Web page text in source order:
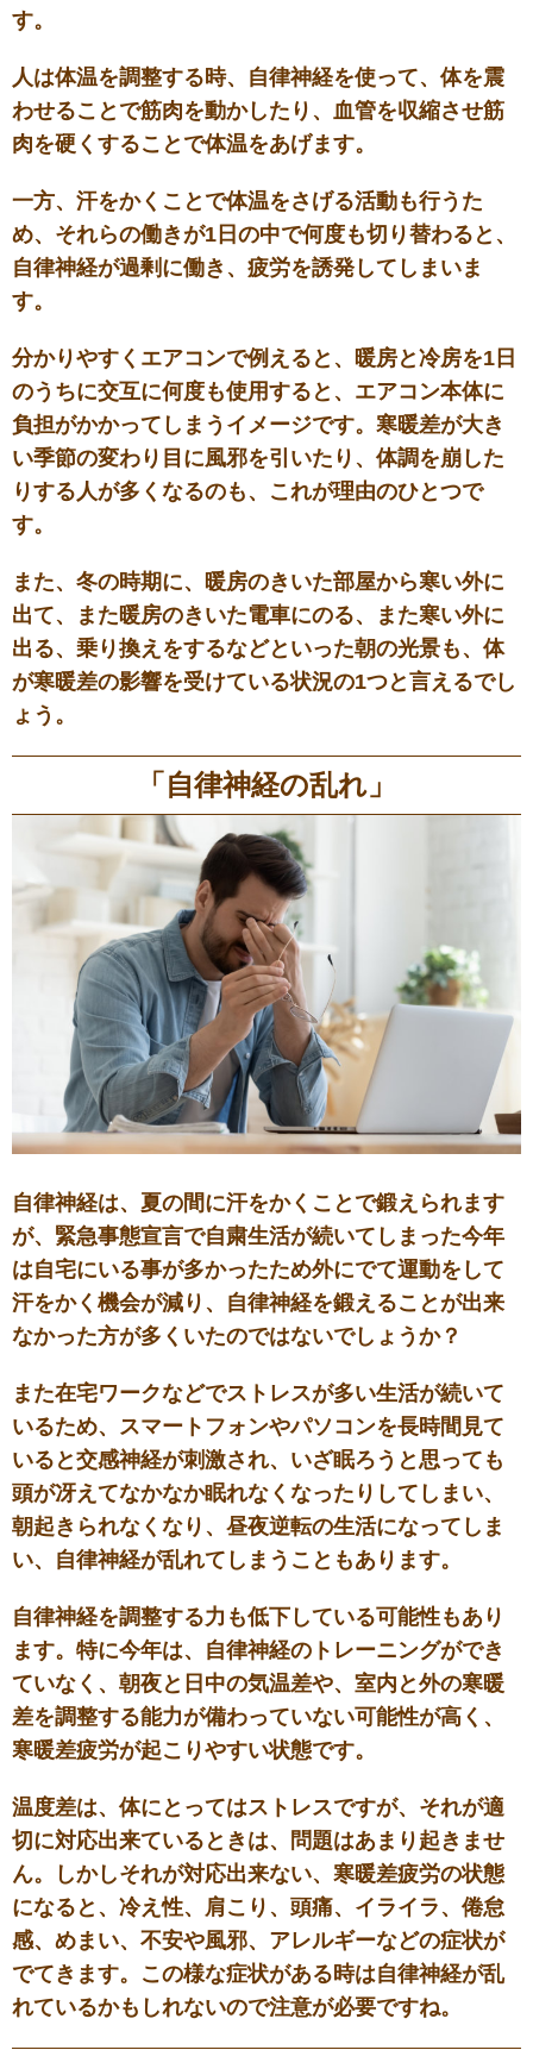
す。
人は体温を調整する時、自律神経を使って、体を震
わせることで筋肉を動かしたり、血管を収縮させ筋
肉を硬くすることで体温をあげます。
一方、汗をかくことで体温をさげる活動も行うた
め、それらの働きが1日の中で何度も切り替わると、
自律神経が過剰に働き、疲労を誘発してしまいま
す。
分かりやすくエアコンで例えると、暖房と冷房を1日
のうちに交互に何度も使用すると、エアコン本体に
負担がかかってしまうイメージです。寒暖差が大き
い季節の変わり目に風邪を引いたり、体調を崩した
りする人が多くなるのも、これが理由のひとつで
す。
また、冬の時期に、暖房のきいた部屋から寒い外に
出て、また暖房のきいた電車にのる、また寒い外に
出る、乗り換えをするなどといった朝の光景も、体
が寒暖差の影響を受けている状況の1つと言えるでし
ょう。
「自律神経の乱れ」
自律神経は、夏の間に汗をかくことで鍛えられます
が、緊急事態宣言で自粛生活が続いてしまった今年
は自宅にいる事が多かったため外にでて運動をして
汗をかく機会が減り、自律神経を鍛えることが出来
なかった方が多くいたのではないでしょうか？
また在宅ワークなどでストレスが多い生活が続いて
いるため、スマートフォンやパソコンを長時間見て
いると交感神経が刺激され、いざ眠ろうと思っても
頭が冴えてなかなか眠れなくなったりしてしまい、
朝起きられなくなり、昼夜逆転の生活になってしま
い、自律神経が乱れてしまうこともあります。
自律神経を調整する力も低下している可能性もあり
ます。特に今年は、自律神経のトレーニングができ
ていなく、朝夜と日中の気温差や、室内と外の寒暖
差を調整する能力が備わっていない可能性が高く、
寒暖差疲労が起こりやすい状態です。
温度差は、体にとってはストレスですが、それが適
切に対応出来ているときは、問題はあまり起きませ
ん。しかしそれが対応出来ない、寒暖差疲労の状態
になると、冷え性、肩こり、頭痛、イライラ、倦怠
感、めまい、不安や風邪、アレルギーなどの症状が
でてきます。この様な症状がある時は自律神経が乱
れているかもしれないので注意が必要ですね。